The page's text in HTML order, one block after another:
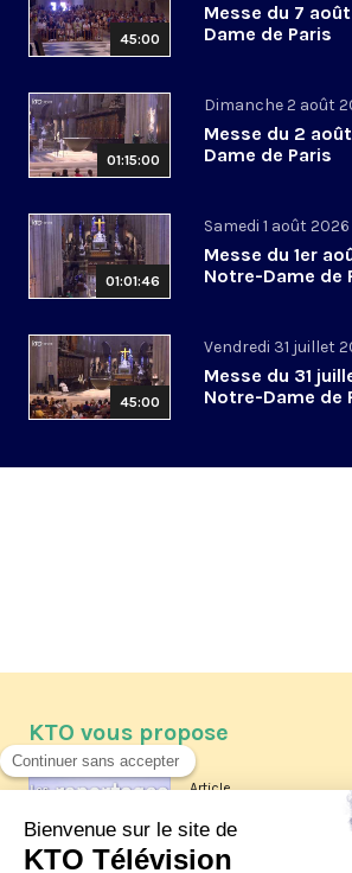
45:00
Messe du 7
Dame de Paris
01:15:00
Dimanche 2 août
Messe du 2
Dame de Paris
01:01:46
Samedi 1 août 2026
Messe du 1er
Notre-Dame de
45:00
Vendredi 31 juillet
Messe du 31
Notre-Dame de
KTO vous propose
Article
Les reportages